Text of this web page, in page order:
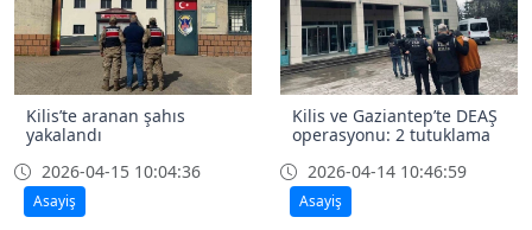
Kilis’te aranan şahıs
yakalandı
2026-04-15 10:04:36
Asayiş
Kilis ve Gaziantep’te DEAŞ
operasyonu: 2 tutuklama
2026-04-14 10:46:59
Asayiş